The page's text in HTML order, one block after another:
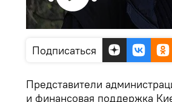
Подписаться
Представители
и финансовая поддержка